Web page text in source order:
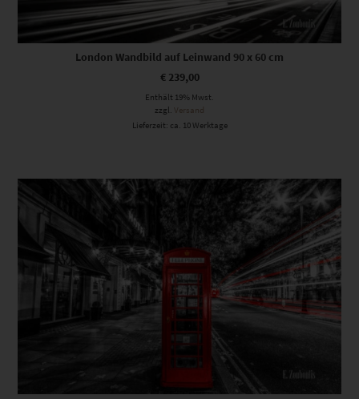
London Wandbild auf Leinwand 90 x 60 cm
€239,00
Enthält 19% Mwst.
zzgl. Versand
Lieferzeit: ca. 10 Werktage